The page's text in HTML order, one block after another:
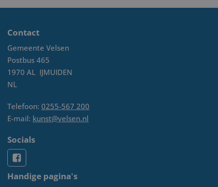
Contact
Gemeente Velsen
Postbus 465
1970 AL IJMUIDEN
NL
Telefoon: 0255-567 200
E-mail: kunst@velsen.nl
Socials
Handige pagina's